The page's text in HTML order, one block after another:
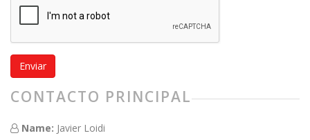
Enviar
CONTACTO PRINCIPAL
Name: Javier Loidi